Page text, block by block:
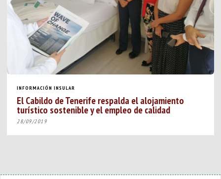
INFORMACIÓN INSULAR
El Cabildo de Tenerife respalda el alojamiento
turístico sostenible y el empleo de calidad
28/09/2019